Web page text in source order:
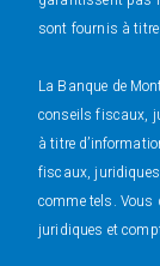
sont fournis à
La Banque de
conseils fiscaux,
à titre
fiscaux,
comme tels. Vous
juridiques et